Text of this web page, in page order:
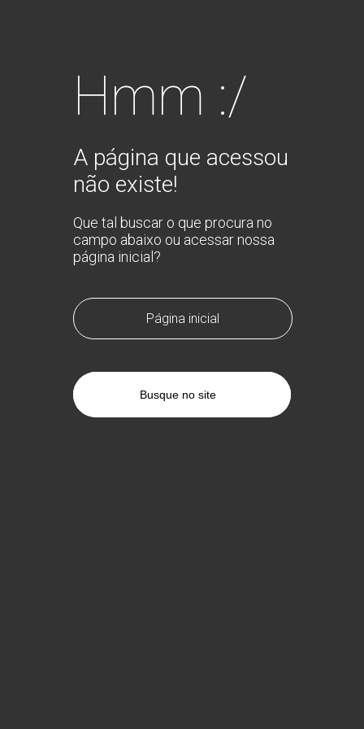
Hmm :/
A página que acessou
não existe!
Que tal buscar o que procura no
campo abaixo ou acessar nossa
página inicial?
Página inicial